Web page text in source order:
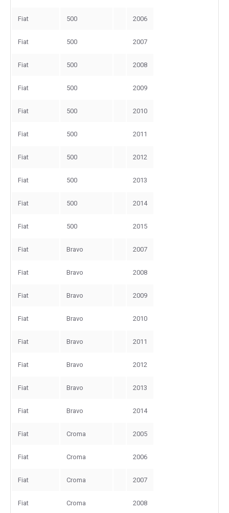
Fiat 500 2006
Fiat 500 2007
Fiat 500 2008
Fiat 500 2009
Fiat 500 2010
Fiat 500 2011
Fiat 500 2012
Fiat 500 2013
Fiat 500 2014
Fiat 500 2015
Fiat Bravo 2007
Fiat Bravo 2008
Fiat Bravo 2009
Fiat Bravo 2010
Fiat Bravo 2011
Fiat Bravo 2012
Fiat Bravo 2013
Fiat Bravo 2014
Fiat Croma 2005
Fiat Croma 2006
Fiat Croma 2007
Fiat Croma 2008